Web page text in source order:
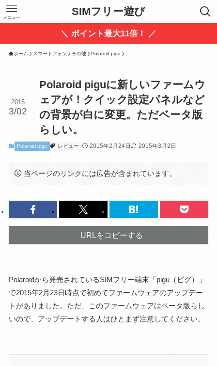
SIMフリー遊び
メニュー
＼ ポイント最大11倍！ ／
ホーム スマートフォン その他 Polaroid pigu
Polaroid piguに新しいファームウ
ェアが！クイック設定パネルなど
の背景が白に変更。ただベータ版
らしい。
2015
3/02
Polaroid pigu レビュー 2015年2月24日 2015年3月2日
当ページのリンクには広告が含まれています。
URLをコピーする
Polaroidから発売されているSIMフリー端末「pigu（ピグ）」
で2015年2月23日時点で初めてファームウェアのアップデー
トがありました。ただ、このファームウェアはベータ版らし
いので、アップデートする人はひとまず注意してください。